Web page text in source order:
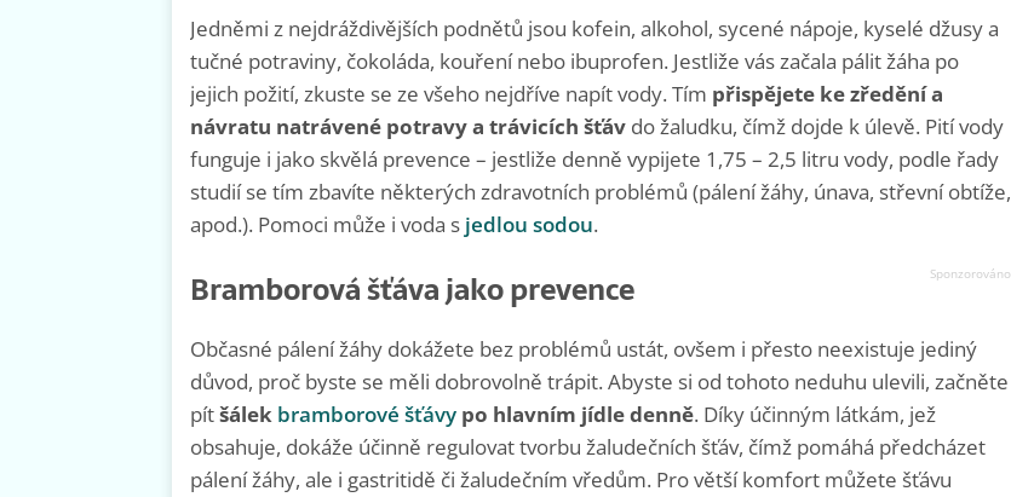
Jedněmi z nejdráždivějších podnětů jsou kofein, alkohol, sycené nápoje, kyselé džusy a
tučné potraviny, čokoláda, kouření nebo ibuprofen. Jestliže vás začala pálit žáha po
jejich požití, zkuste se ze všeho nejdříve napít vody. Tím přispějete ke zředění a
návratu natrávené potravy a trávicích šťáv do žaludku, čímž dojde k úlevě. Pití vody
funguje i jako skvělá prevence – jestliže denně vypijete 1,75 – 2,5 litru vody, podle řady
studií se tím zbavíte některých zdravotních problémů (pálení žáhy, únava, střevní obtíže,
apod.). Pomoci může i voda s jedlou sodou.
Bramborová šťáva jako prevence
Občasné pálení žáhy dokážete bez problémů ustát, ovšem i přesto neexistuje jediný
důvod, proč byste se měli dobrovolně trápit. Abyste si od tohoto neduhu ulevili, začněte
pítšálek bramborové šťávy po hlavním jídle denně. Díky účinným látkám, jež
obsahuje, dokáže účinně regulovat tvorbu žaludečních šťáv, čímž pomáhá předcházet
pálení žáhy, ale i gastritidě či žaludečním vředům. Pro větší komfort můžete šťávu